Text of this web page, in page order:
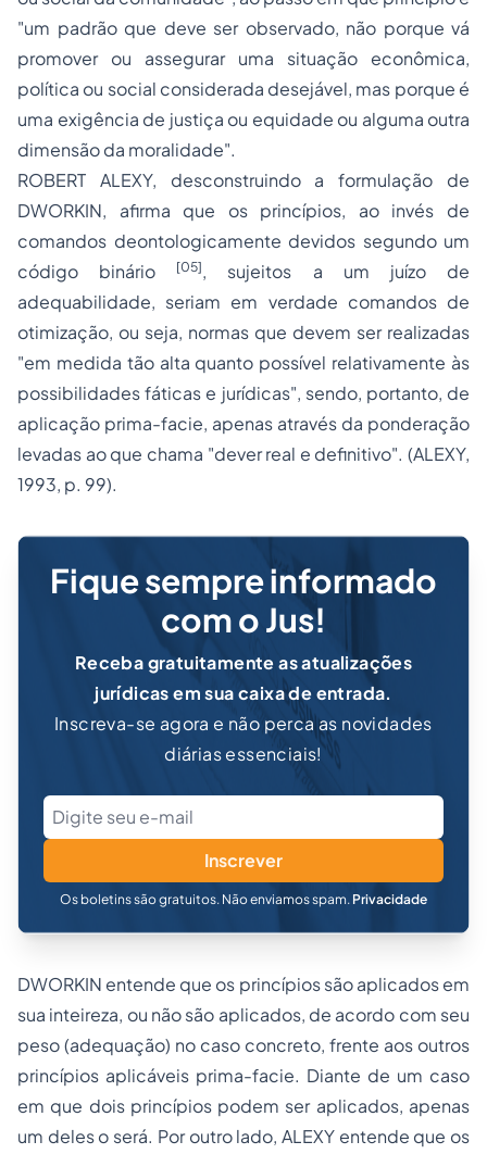
"um padrão que deve ser observado, não porque vá
promover ou assegurar uma situação econômica,
política ou social considerada desejável, mas porque é
uma exigência de justiça ou equidade ou alguma outra
dimensão da moralidade".
ROBERT ALEXY, desconstruindo a formulação de
DWORKIN, afirma que os princípios, ao invés de
comandos deontologicamente devidos segundo um
código binário
[05], sujeitos a um juízo de
adequabilidade, seriam em verdade comandos de
otimização, ou seja, normas que devem ser realizadas
"em medida tão alta quanto possível relativamente às
possibilidades fáticas e jurídicas", sendo, portanto, de
aplicação prima-facie, apenas através da ponderação
levadas ao que chama "dever real e definitivo". (ALEXY,
1993, p. 99).
Fique sempre informado
com o Jus!
Receba gratuitamente as atualizações
jurídicas em sua caixa de entrada.
Inscreva-se agora e não perca as novidades
diárias essenciais!
Inscrever
Os boletins são gratuitos. Não enviamos spam. Privacidade
DWORKIN entende que os princípios são aplicados em
sua inteireza, ou não são aplicados, de acordo com seu
peso (adequação) no caso concreto, frente aos outros
princípios aplicáveis prima-facie. Diante de um caso
em que dois princípios podem ser aplicados, apenas
um deles o será. Por outro lado, ALEXY entende que os